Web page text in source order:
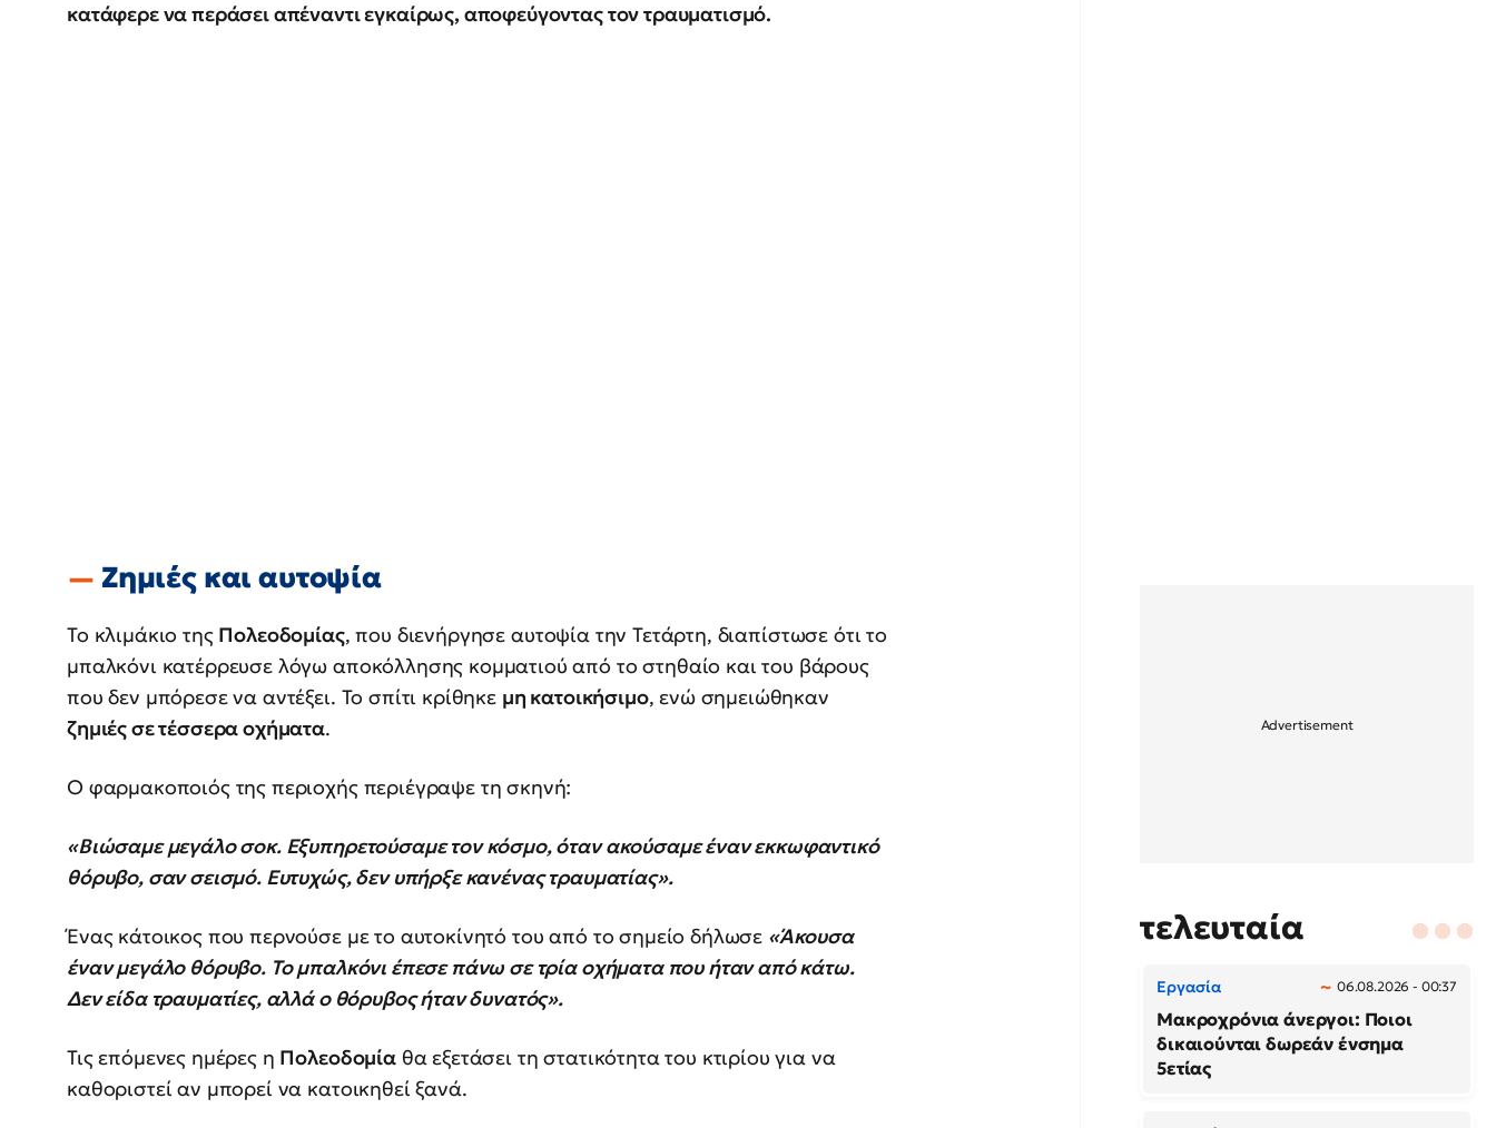
κατάφερε να περάσει απέναντι εγκαίρως, αποφεύγοντας τον τραυματισμό.
Ζημιές και αυτοψία
Το κλιμάκιο της Πολεοδομίας, που διενήργησε αυτοψία την Τετάρτη, διαπίστωσε ότι το
μπαλκόνι κατέρρευσε λόγω αποκόλλησης κομματιού από το στηθαίο και του βάρους
που δεν μπόρεσε να αντέξει. Το σπίτι κρίθηκε μη κατοικήσιμο, ενώ σημειώθηκαν
ζημιές σε τέσσερα οχήματα.
Ο φαρμακοποιός της περιοχής περιέγραψε τη σκηνή:
«Βιώσαμε μεγάλο σοκ. Εξυπηρετούσαμε τον κόσμο, όταν ακούσαμε έναν εκκωφαντικό
θόρυβο, σαν σεισμό. Ευτυχώς, δεν υπήρξε κανένας τραυματίας».
Ένας κάτοικος που περνούσε με το αυτοκίνητό του από το σημείο δήλωσε «Άκουσα
έναν μεγάλο θόρυβο. Το μπαλκόνι έπεσε πάνω σε τρία οχήματα που ήταν από κάτω.
Δεν είδα τραυματίες, αλλά ο θόρυβος ήταν δυνατός».
Τις επόμενες ημέρες η Πολεοδομίαθα εξετάσει τη στατικότητα του κτιρίου για να
καθοριστεί αν μπορεί να κατοικηθεί ξανά.
τελευταία
Εργασία 06.08.2026 - 00:37
Μακροχρόνια άνεργοι: Ποιοι
δικαιούνται δωρεάν ένσημα
5ετίας